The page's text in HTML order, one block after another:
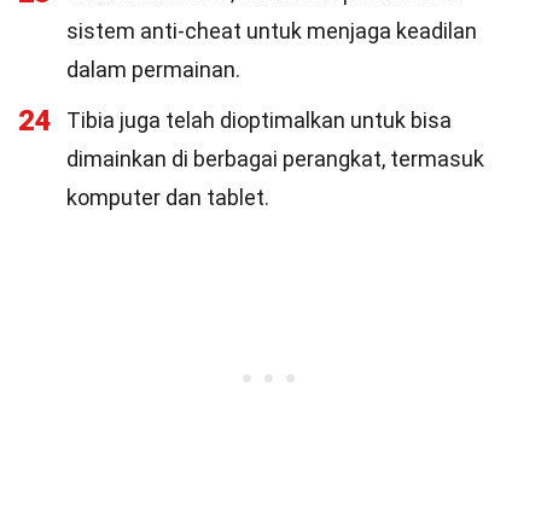
sistem anti-cheat untuk menjaga keadilan
dalam permainan.
24
Tibia juga telah dioptimalkan untuk bisa
dimainkan di berbagai perangkat, termasuk
komputer dan tablet.